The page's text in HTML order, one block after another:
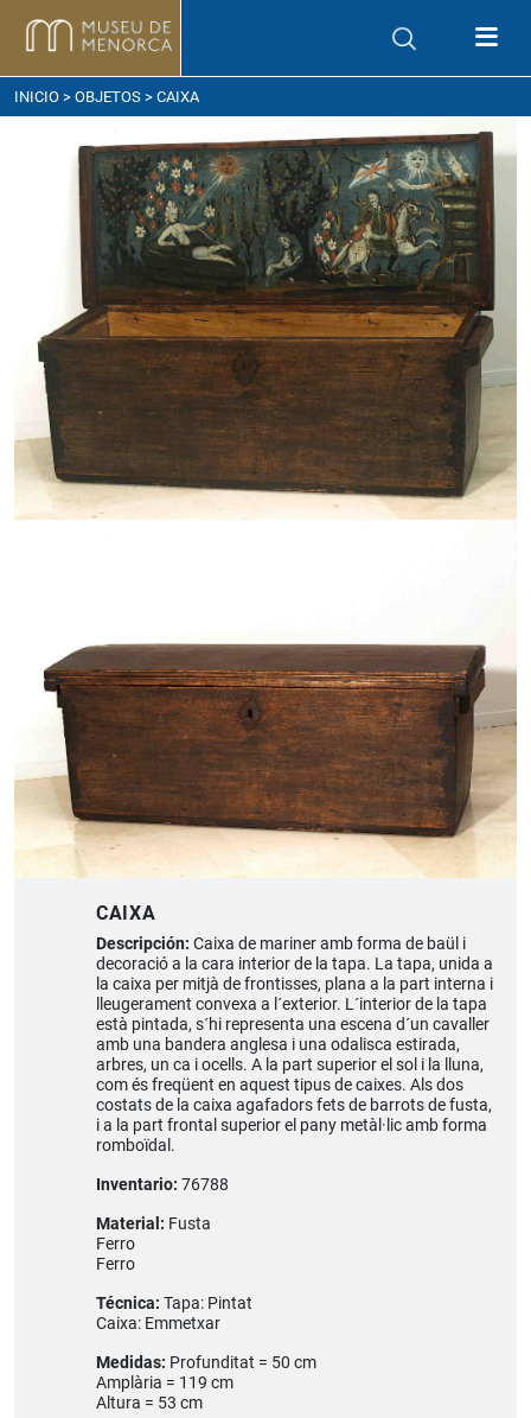
llegar
INICIO > OBJETOS > CAIXA
CAIXA
Descripción: Caixa de mariner amb forma de baül i
decoració a la cara interior de la tapa. La tapa, unida a
la caixa per mitjà de frontisses, plana a la part interna i
lleugerament convexa a l´exterior. L´interior de la tapa
està pintada, s´hi representa una escena d´un cavaller
amb una bandera anglesa i una odalisca estirada,
arbres, un ca i ocells. A la part superior el sol i la lluna,
com és freqüent en aquest tipus de caixes. Als dos
costats de la caixa agafadors fets de barrots de fusta,
i a la part frontal superior el pany metàl·lic amb forma
romboïdal.
Inventario: 76788
Material: Fusta
Ferro
Ferro
Técnica: Tapa: Pintat
Caixa: Emmetxar
Medidas: Profunditat = 50 cm
Amplària = 119 cm
Altura = 53 cm